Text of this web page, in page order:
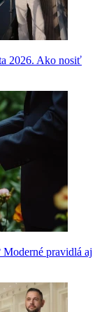
2026. Ako nosiť
pravidlá aj